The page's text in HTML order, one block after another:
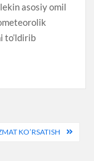
asosiy omil
to’ldirib
KO’RSATISH